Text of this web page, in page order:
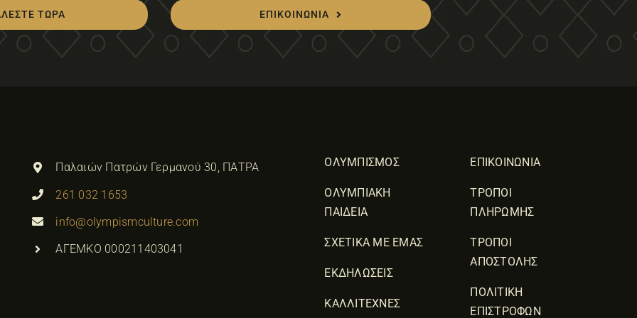
ΤΩΡΑ ΕΠΙΚΟΙΝΩΝΙΑ
Παλαιών Πατρών Γερμανού 30, ΠΑΤΡΑ
261 032 1653
info@olympismculture.com
ΑΓΕΜΚΟ 000211403041
ΟΛΥΜΠΙΣΜΟΣ
ΟΛΥΜΠΙΑΚΗ
ΠΑΙΔΕΙΑ
ΣΧΕΤΙΚΑ ΜΕ ΕΜΑΣ
ΕΚΔΗΛΩΣΕΙΣ
ΚΑΛΛΙΤΕΧΝΕΣ
ΕΠΙΚΟΙΝΩΝΙΑ
ΤΡΟΠΟΙ
ΠΛΗΡΩΜΗΣ
ΤΡΟΠΟΙ
ΑΠΟΣΤΟΛΗΣ
ΠΟΛΙΤΙΚΗ
ΕΠΙΣΤΡΟΦΩΝ